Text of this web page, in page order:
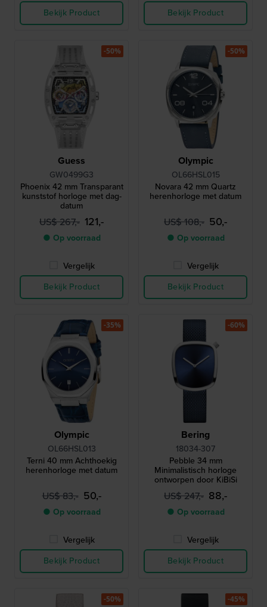
Bekijk Product
Bekijk Product
Guess
GW0499G3
Phoenix 42 mm Transparant
kunststof horloge met dag-
datum
US$ 267,- 121,-
● Op voorraad
Vergelijk
Bekijk Product
-50%
Olympic
OL66HSL015
Novara 42 mm Quartz
herenhorloge met datum
US$ 108,- 50,-
● Op voorraad
Vergelijk
Bekijk Product
-50%
Olympic
OL66HSL013
Terni 40 mm Achthoekig
herenhorloge met datum
US$ 83,- 50,-
● Op voorraad
Vergelijk
Bekijk Product
-35%
Bering
18034-307
Pebble 34 mm
Minimalistisch horloge
ontworpen door KiBiSi
US$ 247,- 88,-
● Op voorraad
Vergelijk
Bekijk Product
-60%
-50% -45%